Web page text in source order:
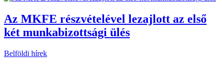
Az MKFE részvételével lezajlott az első
két munkabizottsági ülés
Belföldi hírek